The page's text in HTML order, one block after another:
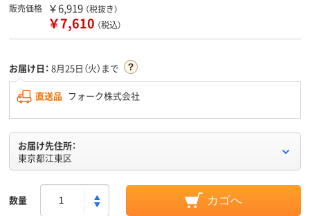
販売価格 ￥6,919 （税抜き）
￥7,610 （税込）
お届け日： 8月25日（火）まで
直送品 フォーク株式会社
お届け先住所：
東京都江東区
数量 カゴへ